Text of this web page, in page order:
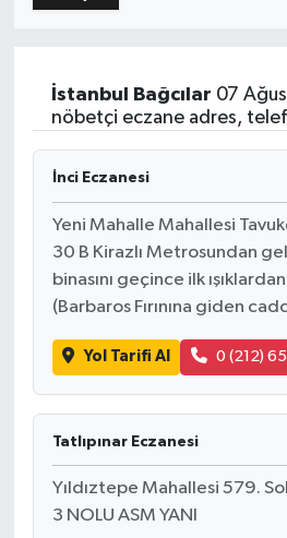
İstanbul Bağcılar 07
nöbetçi eczane adres,
İnci Eczanesi
Yeni Mahalle Mahallesi
30 B Kirazlı Metrosundan
binasını geçince ilk
(Barbaros Fırınına giden
Yol Tarifi Al 0 (212)
Tatlıpınar Eczanesi
Yıldıztepe Mahallesi 579.
3 NOLU ASM YANI
Sağlık
Son Dakika Haberleri